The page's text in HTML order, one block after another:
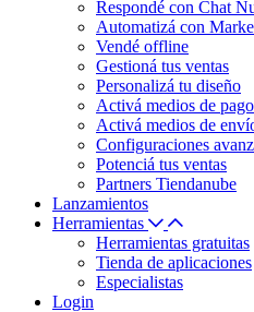
Respondé con Chat
Automatizá con
Vendé offline
Gestioná tus ventas
Personalizá tu diseño
Activá medios de pago
Activá medios de
Configuraciones
Potenciá tus ventas
Partners Tiendanube
Lanzamientos
Herramientas
Herramientas gratuitas
Tienda de aplicaciones
Especialistas
Login